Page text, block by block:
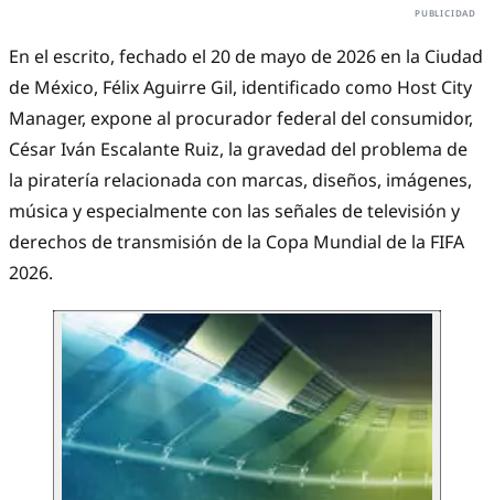
En el escrito, fechado el 20 de mayo de 2026 en la Ciudad
de México, Félix Aguirre Gil, identificado como Host City
Manager, expone al procurador federal del consumidor,
César Iván Escalante Ruiz, la gravedad del problema de
la piratería relacionada con marcas, diseños, imágenes,
música y especialmente con las señales de televisión y
derechos de transmisión de la Copa Mundial de la FIFA
2026.